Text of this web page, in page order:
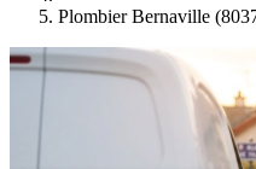
Plombier Bernaville